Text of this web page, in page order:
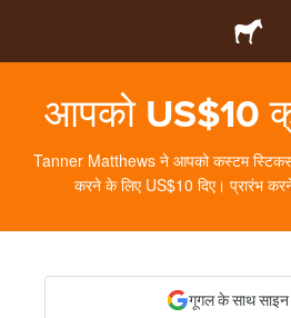
आपको US$10
Tanner Matthews ने आपको कस्टम
करने के लिए US$10 दिए। प्रारंभ
गूगल के साथ